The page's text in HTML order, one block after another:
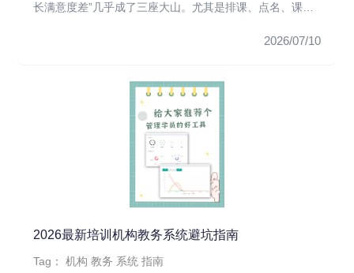
长满意度差”几乎成了三座大山。尤其是排课、点名、课时
2026/07/10
2026最新培训机构教务系统避坑指南
Tag：机构 教务 系统 指南